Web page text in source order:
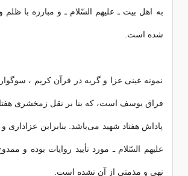
به اهل بیت ـ علیهم السّلام ـ و مبارزه با
شده است.
نمونه عینی عزا و گریه در قرآن كریم ،
فراق یوسف است، كه بنا بر نقل زمخشری
پاداش هفتاد شهید می‌باشد. بنابراین عزاداری
علیهم السّلام ـ مورد تأیید روایات بوده و
نهی و مذمتی از آن نشده است.